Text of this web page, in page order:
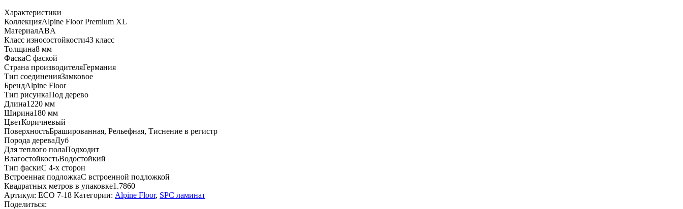
7-
18
ABA
Дуб
Шоколадный
Характеристики
КоллекцияAlpine Floor Premium XL
МатериалABA
Класс износостойкости43 класс
Толщина8 мм
ФаскаС фаской
Страна производителяГермания
Тип соединенияЗамковое
БрендAlpine Floor
Тип рисункаПод дерево
Длина1220 мм
Ширина180 мм
ЦветКоричневый
ПоверхностьБрашированная, Рельефная, Тиснение в регистр
Порода дереваДуб
Для теплого полаПодходит
ВлагостойкостьВодостойкий
Тип фаскиС 4-х сторон
Встроенная подложкаC встроенной подложкой
Квадратных метров в упаковке1.7860
Артикул: ECO 7-18 Категории: Alpine Floor, SPC ламинат
Поделиться: